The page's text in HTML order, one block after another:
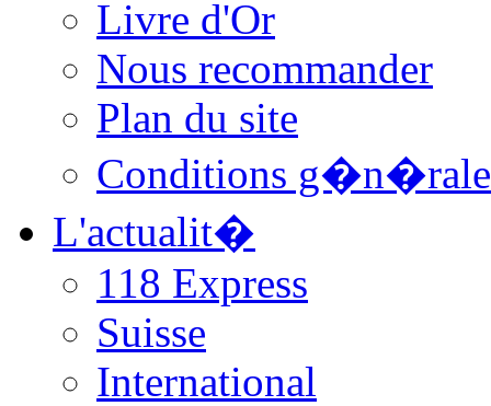
Livre d'Or
Nous recommander
Plan du site
Conditions
L'actualit�
118 Express
Suisse
International